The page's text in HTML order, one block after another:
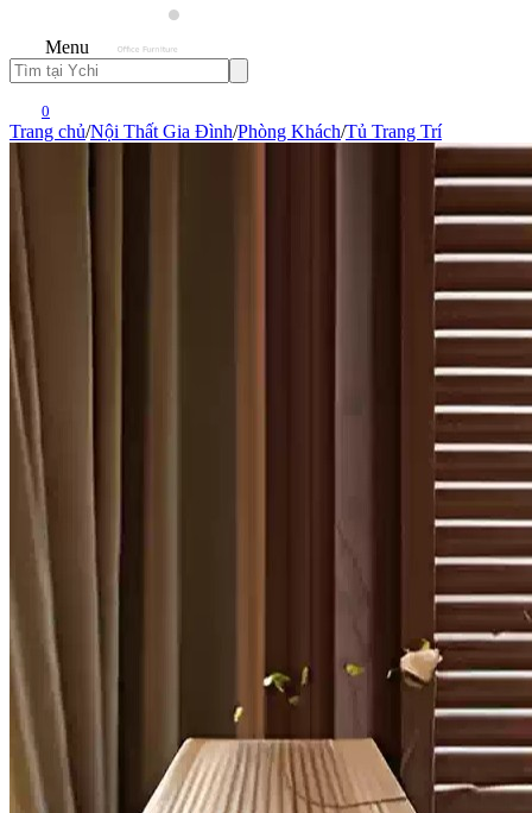
Menu
0
Trang chủ/Nội Thất Gia Đình/Phòng Khách/Tủ Trang Trí